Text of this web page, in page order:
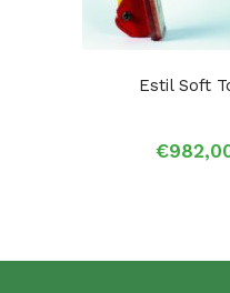
Estil Soft
€